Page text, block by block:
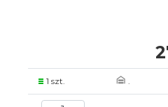
1 szt. .